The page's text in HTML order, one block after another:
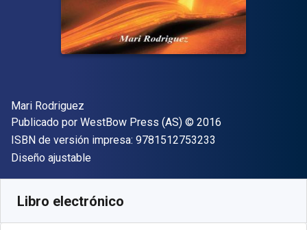
Autor(es)
Mari Rodriguez
Editor
Publicado por WestBow Press (AS) Copyright
© 2016
ISBN de versión impresa: 9781512753233
Formato
Diseño ajustable
Libro electrónico